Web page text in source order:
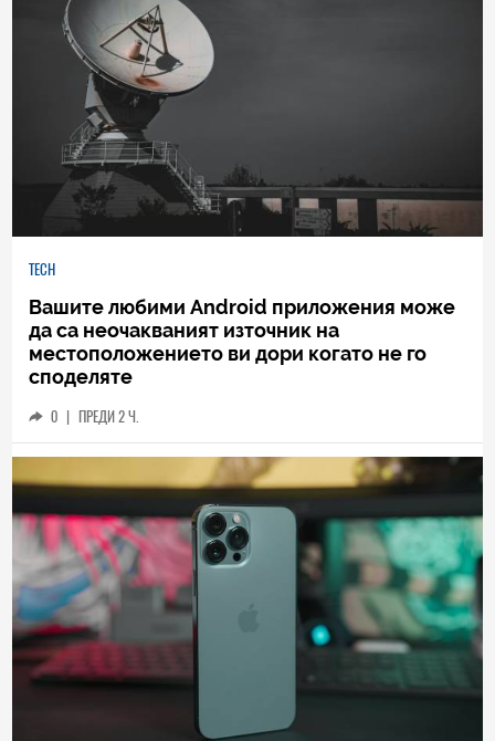
TECH
Вашите любими Android приложения може
да са неочакваният източник на
местоположението ви дори когато не го
споделяте
0 | ПРЕДИ 2 Ч.